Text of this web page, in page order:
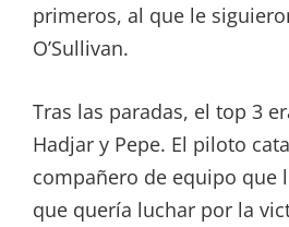
primeros, al que le
O’Sullivan.
Tras las paradas, el top 3
Hadjar y Pepe. El piloto
compañero de equipo que
que quería luchar por la